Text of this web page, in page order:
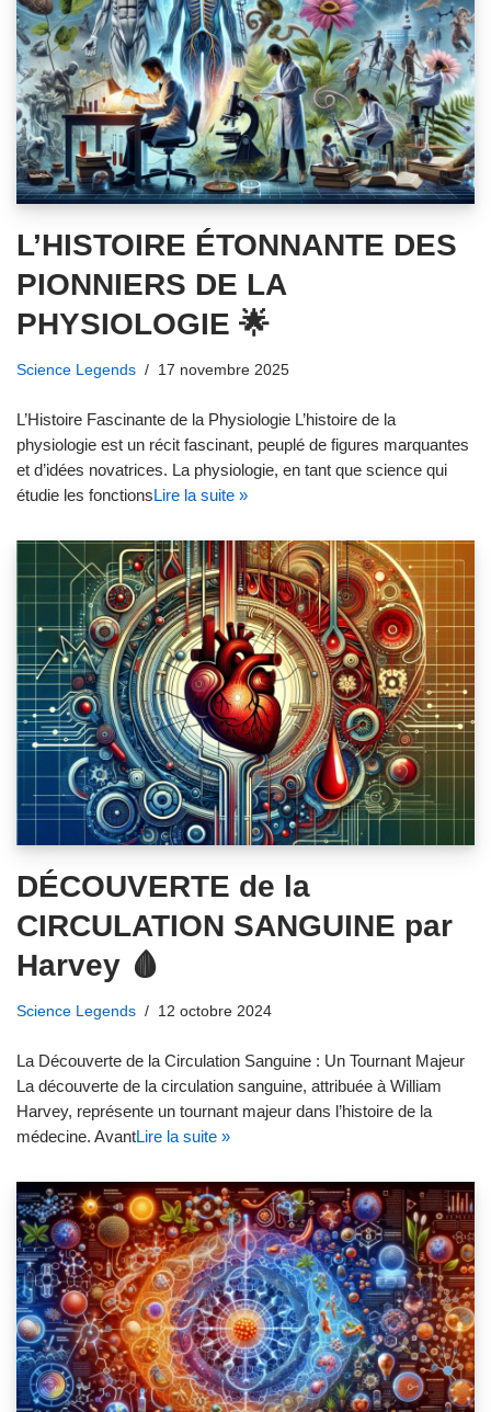
L’HISTOIRE ÉTONNANTE DES
PIONNIERS DE LA
PHYSIOLOGIE 🌟
Science Legends 17 novembre 2025
L’Histoire Fascinante de la Physiologie L’histoire de la
physiologie est un récit fascinant, peuplé de figures marquantes
et d’idées novatrices. La physiologie, en tant que science qui
étudie les fonctionsLire la suite »
DÉCOUVERTE de la
CIRCULATION SANGUINE par
Harvey 🩸
Science Legends 12 octobre 2024
La Découverte de la Circulation Sanguine : Un Tournant Majeur
La découverte de la circulation sanguine, attribuée à William
Harvey, représente un tournant majeur dans l’histoire de la
médecine. AvantLire la suite »